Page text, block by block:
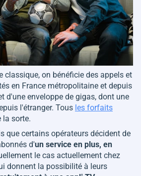
classique, on bénéficie des appels et
en France métropolitaine et depuis
d'une enveloppe de gigas, dont une
l'étranger. Tous les forfaits
la sorte.
que certains opérateurs décident de
d'un service en plus, en
le cas actuellement chez
donnent la possibilité à leurs